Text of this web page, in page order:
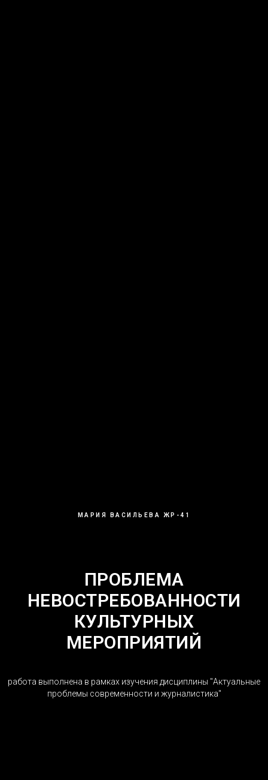
МАРИЯ ВАСИЛЬЕВА ЖР-41
ПРОБЛЕМА
НЕВОСТРЕБОВАННОСТИ
КУЛЬТУРНЫХ
МЕРОПРИЯТИЙ
работа выполнена в рамках изучения дисциплины "Актуальные
проблемы современности и журналистика"